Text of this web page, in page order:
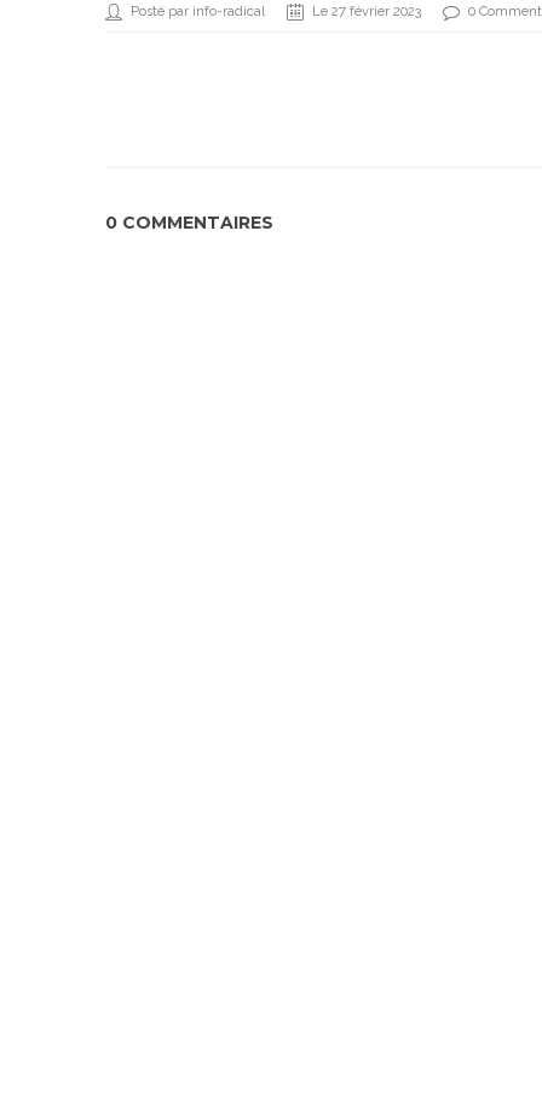
Posté par info-radical Le 27 février 2023 0
0 COMMENTAIRES